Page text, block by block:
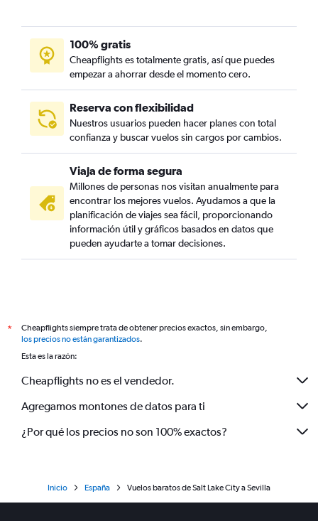
100% gratis
Cheapflights es totalmente gratis, así que puedes
empezar a ahorrar desde el momento cero.
Reserva con flexibilidad
Nuestros usuarios pueden hacer planes con total
confianza y buscar vuelos sin cargos por cambios.
Viaja de forma segura
Millones de personas nos visitan anualmente para
encontrar los mejores vuelos. Ayudamos a que la
planificación de viajes sea fácil, proporcionando
información útil y gráficos basados en datos que
pueden ayudarte a tomar decisiones.
*
Cheapflights siempre trata de obtener precios exactos, sin embargo,
los precios no están garantizados.
Esta es la razón:
Cheapflights no es el vendedor.
Agregamos montones de datos para ti
¿Por qué los precios no son 100% exactos?
Inicio España Vuelos baratos de Salt Lake City a Sevilla